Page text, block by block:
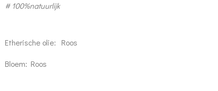
# 100%natuurlijk
Etherische olie: Roos
Bloem: Roos